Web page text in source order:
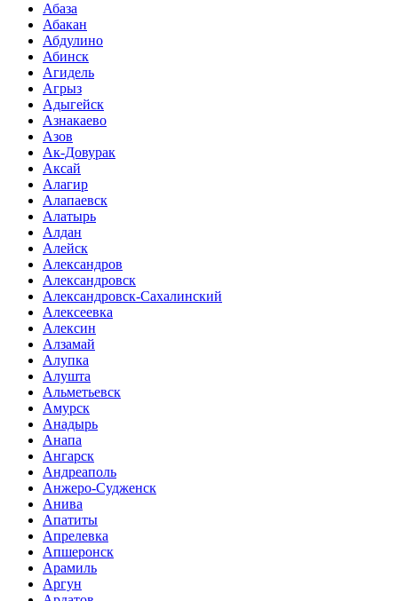
Абаза
Абакан
Абдулино
Абинск
Агидель
Агрыз
Адыгейск
Азнакаево
Азов
Ак-Довурак
Аксай
Алагир
Алапаевск
Алатырь
Алдан
Алейск
Александров
Александровск
Александровск-Сахалинский
Алексеевка
Алексин
Алзамай
Алупка
Алушта
Альметьевск
Амурск
Анадырь
Анапа
Ангарск
Андреаполь
Анжеро-Судженск
Анива
Апатиты
Апрелевка
Апшеронск
Арамиль
Аргун